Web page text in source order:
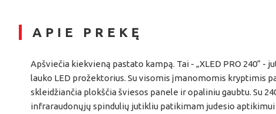
APIE PREKĘ
Apšviečia kiekvieną pastato kampą. Tai - „XLED PRO 240“ -
lauko LED prožektorius. Su visomis įmanomomis kryptimis
skleidžiančia plokščia šviesos panele ir opaliniu gaubtu. Su
infraraudonųjų spindulių jutikliu patikimam judesio aptikimui